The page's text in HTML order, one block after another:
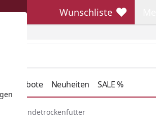
Wunschliste
Wunschliste
Angebote Neuheiten SALE %
Hundetrockenfutter